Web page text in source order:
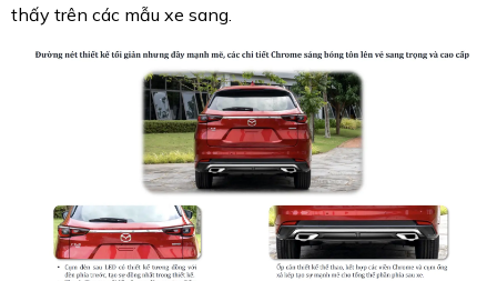
thấy trên các mẫu xe sang.